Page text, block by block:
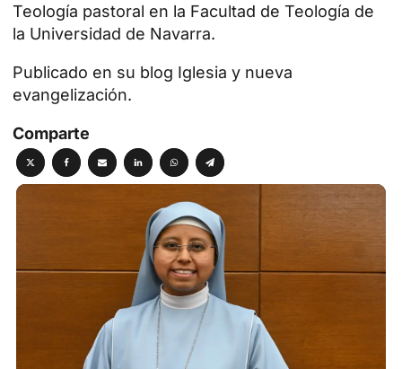
Teología pastoral en la Facultad de Teología de
la Universidad de Navarra.
Publicado en su blog Iglesia y nueva
evangelización.
Comparte